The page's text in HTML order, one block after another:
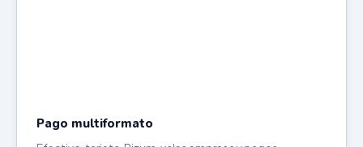
Pago multiformato